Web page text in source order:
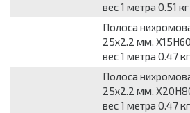
вес 1 метра 0.51 кг
Полоса
25x2.2 мм,
вес 1 метра 0.47 кг
Полоса
25x2.2 мм,
вес 1 метра 0.47 кг